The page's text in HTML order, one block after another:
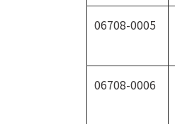
06708-0005
06708-0006